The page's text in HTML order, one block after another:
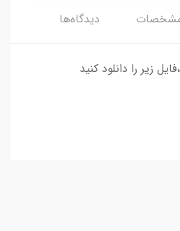
دیدگاه‌ها
زیر را دانلود کنید